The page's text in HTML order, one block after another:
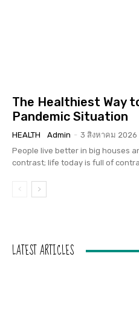
The Healthiest Way
Pandemic Situation
HEALTH Admin - 3 สิงหาคม 2026
People live better in big houses
contrast; life today is full of
LATEST ARTICLES